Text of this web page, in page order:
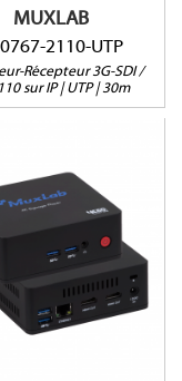
MUXLAB
2110-UTP
Récepteur 3G-SDI /
sur IP | UTP | 30m
500789
@ 60Hz (4:4:4) jusqu'à
via UTP
sorties HDMI
vidéo, image et